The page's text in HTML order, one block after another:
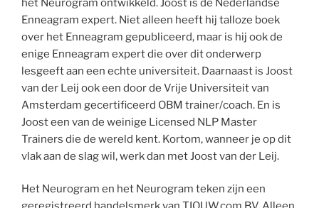
het Neurogram ontwikkeld. Joost is de Nederlandse
Enneagram expert. Niet alleen heeft hij talloze boek
over het Enneagram gepubliceerd, maar is hij ook de
enige Enneagram expert die over dit onderwerp
lesgeeft aan een echte universiteit. Daarnaast is Joost
van der Leij ook een door de Vrije Universiteit van
Amsterdam gecertificeerd OBM trainer/coach. En is
Joost een van de weinige Licensed NLP Master
Trainers die de wereld kent. Kortom, wanneer je op dit
vlak aan de slag wil, werk dan met Joost van der Leij.
Het Neurogram en het Neurogram teken zijn een